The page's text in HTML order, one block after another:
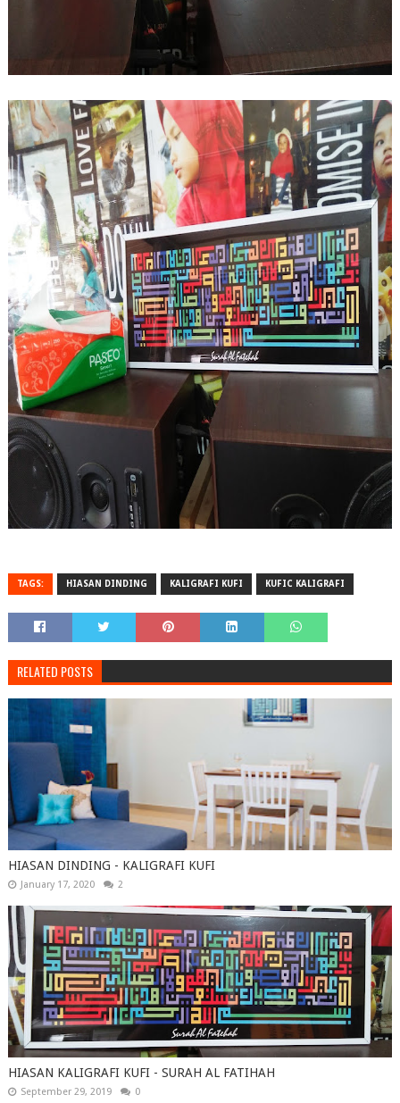
TAGS: HIASAN DINDING KALIGRAFI KUFI KUFIC KALIGRAFI
RELATED POSTS
HIASAN DINDING - KALIGRAFI KUFI
January 17, 2020 2
HIASAN KALIGRAFI KUFI - SURAH AL FATIHAH
September 29, 2019 0